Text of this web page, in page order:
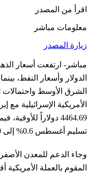
اقرأ من المصدر
معلومات مباشر
زيارة المصدر
مباشر- ارتفعت أسعار
الدولار وأسعار النفط،
الشرق الأوسط
4464.69 دولاراً
تسليم أغسطس 0.6% إلى 4491.70 دولاراً.
وجاء الدعم للمعدن
المقوم بالعملة